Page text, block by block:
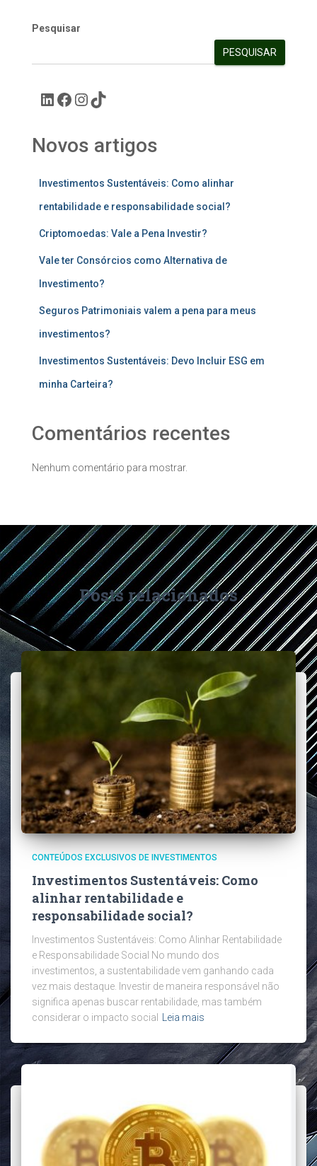
Pesquisar
PESQUISAR
Novos artigos
Investimentos Sustentáveis: Como alinhar
rentabilidade e responsabilidade social?
Criptomoedas: Vale a Pena Investir?
Vale ter Consórcios como Alternativa de
Investimento?
Seguros Patrimoniais valem a pena para meus
investimentos?
Investimentos Sustentáveis: Devo Incluir ESG em
minha Carteira?
Comentários recentes
Nenhum comentário para mostrar.
Posts relacionados
CONTEÚDOS EXCLUSIVOS DE INVESTIMENTOS
Investimentos Sustentáveis: Como
alinhar rentabilidade e
responsabilidade social?
Investimentos Sustentáveis: Como Alinhar Rentabilidade
e Responsabilidade Social No mundo dos
investimentos, a sustentabilidade vem ganhando cada
vez mais destaque. Investir de maneira responsável não
significa apenas buscar rentabilidade, mas também
considerar o impacto social
Leia mais